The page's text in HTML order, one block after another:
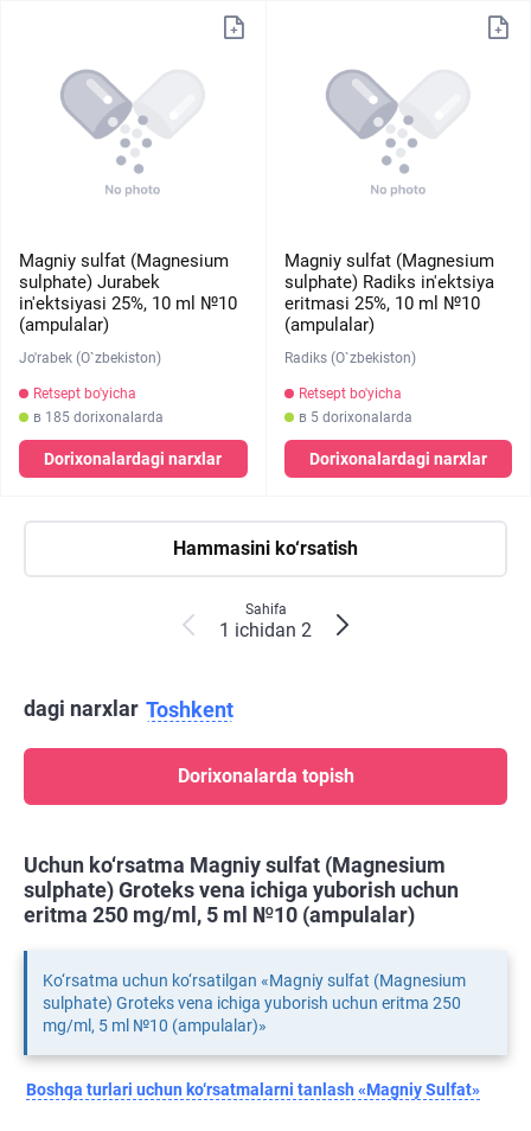
Magniy sulfat (Magnesium
sulphate) Jurabek
in'ektsiyasi 25%, 10 ml №10
(ampulalar)
Jo'rabek (O`zbekiston)
Retsept bo'yicha
в 185 dorixonalarda
Dorixonalardagi narxlar
Magniy sulfat (Magnesium
sulphate) Radiks in'ektsiya
eritmasi 25%, 10 ml №10
(ampulalar)
Radiks (O`zbekiston)
Retsept bo'yicha
в 5 dorixonalarda
Dorixonalardagi narxlar
Hammasini ko‘rsatish
Sahifa
1 ichidan 2
dagi narxlar Toshkent
Dorixonalarda topish
Uchun ko‘rsatma Magniy sulfat (Magnesium
sulphate) Groteks vena ichiga yuborish uchun
eritma 250 mg/ml, 5 ml №10 (ampulalar)
Ko‘rsatma uchun ko‘rsatilgan «Magniy sulfat (Magnesium
sulphate) Groteks vena ichiga yuborish uchun eritma 250
mg/ml, 5 ml №10 (ampulalar)»
Boshqa turlari uchun ko‘rsatmalarni tanlash «Magniy Sulfat»